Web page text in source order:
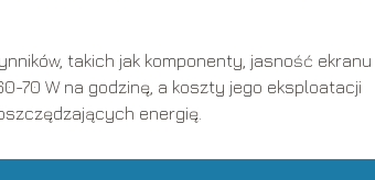
takich jak komponenty, jasność ekranu
70 W na godzinę, a koszty jego eksploatacji
energię.